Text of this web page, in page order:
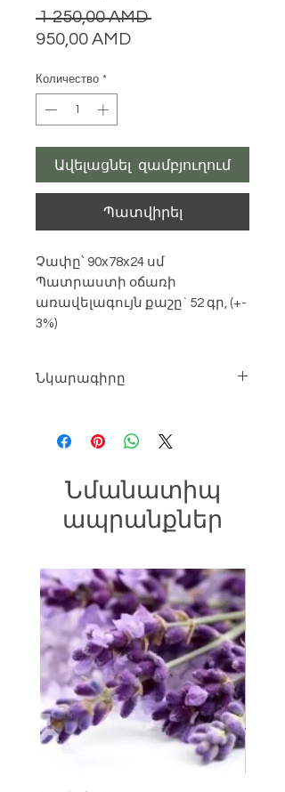
1 250,00 AMD Обычная
950,00 AMDСпеццена
Количество *
Ավելացնել զամբյուղում
Պատվիրել
Չափը՝ 90х78х24 սմ
Պատրաստի օճառի
առավելագույն քաշը` 52 գր, (+-
3%)
Նկարագիրը
Աշխատանքային ջերմաստիճանը
Նմանատիպ
ապրանքներ